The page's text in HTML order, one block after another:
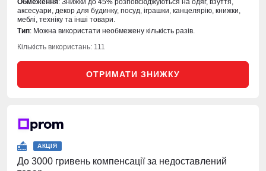
аксесуари, декор для будинку, посуд, іграшки, канцелярію, книжки,
меблі, техніку та інші товари.
Тип: Можна використати необмежену кількість разів.
Кількість використань: 111
ОТРИМАТИ ЗНИЖКУ
АКЦІЯ
До 3000 гривень компенсації за недоставлений